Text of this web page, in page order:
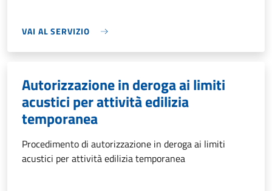
VAI AL SERVIZIO
Autorizzazione in deroga ai limiti
acustici per attività edilizia
temporanea
Procedimento di autorizzazione in deroga ai limiti
acustici per attività edilizia temporanea